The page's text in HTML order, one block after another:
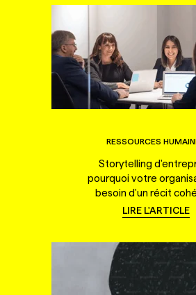
RESSOURCES
Storytelling
pourquoi votre
besoin d'un récit
LIRE L'ARTICLE